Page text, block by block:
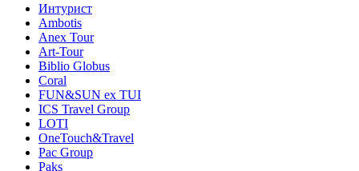
Интурист
Ambotis
Anex Tour
Art-Tour
Biblio Globus
Coral
FUN&SUN ex TUI
ICS Travel Group
LOTI
OneTouch&Travel
Pac Group
Paks